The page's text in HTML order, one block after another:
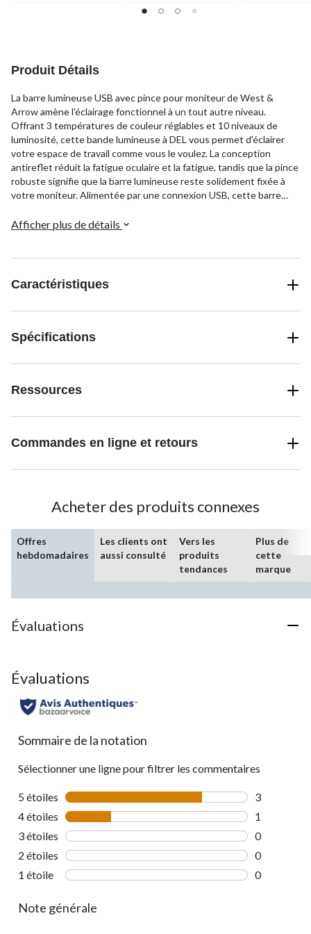
sur
Produit Détails
La barre lumineuse USB avec pince pour moniteur de West &
Arrow amène l'éclairage fonctionnel à un tout autre niveau.
Offrant 3 températures de couleur réglables et 10 niveaux de
luminosité, cette bande lumineuse à DEL vous permet d'éclairer
votre espace de travail comme vous le voulez. La conception
antireflet réduit la fatigue oculaire et la fatigue, tandis que la pince
robuste signifie que la barre lumineuse reste solidement fixée à
votre moniteur. Alimentée par une connexion USB, cette barre
et augmenter votre productivité.
Afficher plus de détails
Caractéristiques
Spécifications
Ressources
Commandes en ligne et retours
Acheter des produits connexes
Offres
hebdomadaires
Les clients ont
aussi consulté
Vers les
produits
tendances
Plus de
cette
marque
Évaluations
Évaluations
Sommaire de la notation
Sélectionner une ligne pour filtrer les commentaires
5 étoiles étoiles
3
3
4 étoiles étoiles
1
1
3 étoiles étoiles
0
0
2 étoiles étoiles
0
0
1 étoile étoiles
0
Note générale